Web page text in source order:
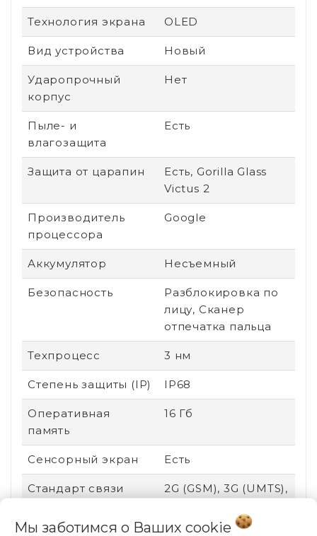
Технология экрана OLED
Вид устройства Новый
Ударопрочный
корпус
Нет
Пыле- и
влагозащита
Есть
Защита от царапин
Есть, Gorilla Glass
Victus 2
Производитель
процессора
Google
Аккумулятор Несъемный
Безопасность
Разблокировка по
лицу, Сканер
отпечатка пальца
Техпроцесс 3 нм
Степень защиты (IP) IP68
Оперативная
память
16 Гб
Сенсорный экран Есть
Стандарт связи
2G (GSM), 3G (UMTS),
Мы заботимся о Ваших cookie